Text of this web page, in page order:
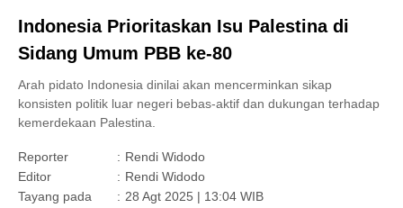
Indonesia Prioritaskan Isu Palestina di
Sidang Umum PBB ke-80
Arah pidato Indonesia dinilai akan mencerminkan sikap
konsisten politik luar negeri bebas-aktif dan dukungan terhadap
kemerdekaan Palestina.
Reporter : Rendi Widodo
Editor
: Rendi Widodo
Tayang pada
: 28 Agt 2025 | 13:04 WIB